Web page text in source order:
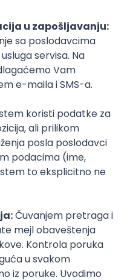
Vue)
Twig
Symfony
Vue.js
Kafka